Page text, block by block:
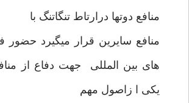
منافع دوتها درارتاط تنگاتنگ با
منافع سایرین قرار میگیرد حضور
های بین المللی جهت دفاع از
یکی ا زاصول مهم